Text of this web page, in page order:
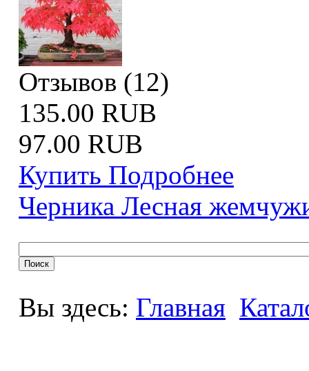
Отзывов (12)
135.00 RUB
97.00 RUB
Купить Подробнее
Черника Лесная
Вы здесь: Главная